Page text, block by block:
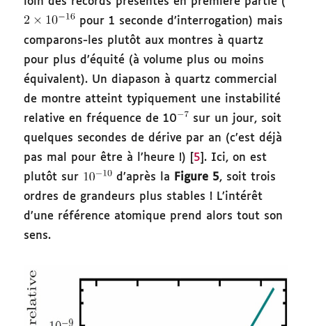
pour 1 seconde d’interrogation) mais
comparons-les plutôt aux montres à quartz
pour plus d’équité (à volume plus ou moins
équivalent). Un diapason à quartz commercial
de montre atteint typiquement une instabilité
relative en fréquence de 10
sur un jour, soit
quelques secondes de dérive par an (c’est déjà
pas mal pour être à l’heure !) [ 5 ]. Ici, on est
plutôt sur
d’après la Figure 5, soit trois
ordres de grandeurs plus stables ! L’intérêt
d’une référence atomique prend alors tout son
sens.